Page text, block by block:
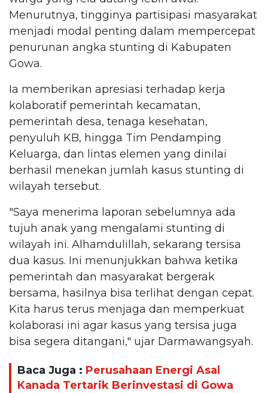
Menurutnya, tingginya partisipasi masyarakat
menjadi modal penting dalam mempercepat
penurunan angka stunting di Kabupaten
Gowa.
Ia memberikan apresiasi terhadap kerja
kolaboratif pemerintah kecamatan,
pemerintah desa, tenaga kesehatan,
penyuluh KB, hingga Tim Pendamping
Keluarga, dan lintas elemen yang dinilai
berhasil menekan jumlah kasus stunting di
wilayah tersebut.
"Saya menerima laporan sebelumnya ada
tujuh anak yang mengalami stunting di
wilayah ini. Alhamdulillah, sekarang tersisa
dua kasus. Ini menunjukkan bahwa ketika
pemerintah dan masyarakat bergerak
bersama, hasilnya bisa terlihat dengan cepat.
Kita harus terus menjaga dan memperkuat
kolaborasi ini agar kasus yang tersisa juga
bisa segera ditangani," ujar Darmawangsyah.
Baca Juga : Perusahaan Energi Asal
Kanada Tertarik Berinvestasi di Gowa